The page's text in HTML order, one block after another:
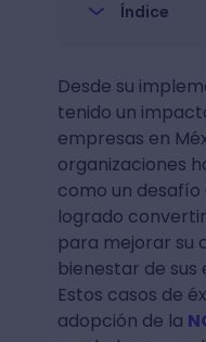
Índice
Desde su
tenido un
empresas en
organizaciones
como un
logrado
para mejorar su
bienestar de sus
Estos casos de
adopción de la